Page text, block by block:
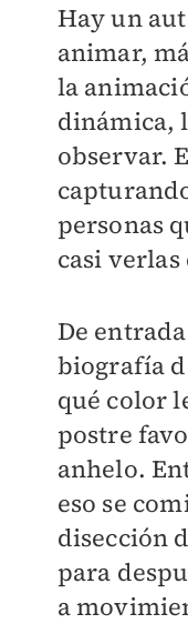
Hay un
animar,
la
dinámica,
observar.
personas
casi
De
biografía
qué color
postre
anhelo.
eso se
disección
para
a